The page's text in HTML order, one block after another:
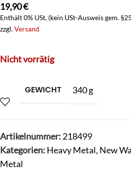
19,90€
Enthält 0% USt. (kein USt-Ausweis gem.
zzgl.Versand
Nicht vorrätig
GEWICHT 340 g
Artikelnummer: 218499
Kategorien: Heavy Metal, New
Metal